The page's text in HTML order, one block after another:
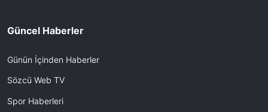
Güncel Haberler
Günün İçinden Haberler
Sözcü Web TV
Spor Haberleri